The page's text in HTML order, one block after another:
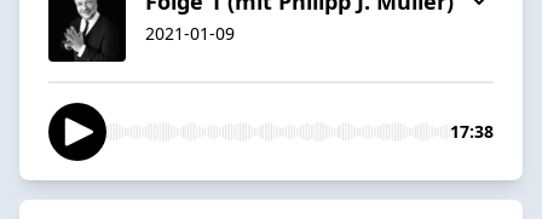
2021-01-09
17:38